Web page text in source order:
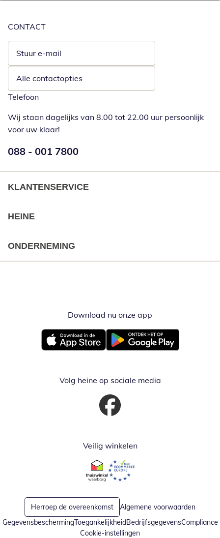
CONTACT
Stuur e-mail
Opent e-mailclient
Alle contactopties
Telefoon
Wij staan dagelijks van 8.00 tot 22.00 uur persoonlijk
voor uw klaar!
Telefoonnummer:
088 - 001 7800
KLANTENSERVICE
HEINE
ONDERNEMING
Download nu onze app
Opent in nieuw vensterOpent in nieuw venster
Volg heine op sociale media
Opent in nieuw venster
Veilig winkelen
Opent in nieuw venster
Opent in nieuw venster
Herroep de overeenkomst
Algemene voorwaarden
GegevensbeschermingToegankelijkheidBedrijfsgegevensCompliance
Cookie-instellingen